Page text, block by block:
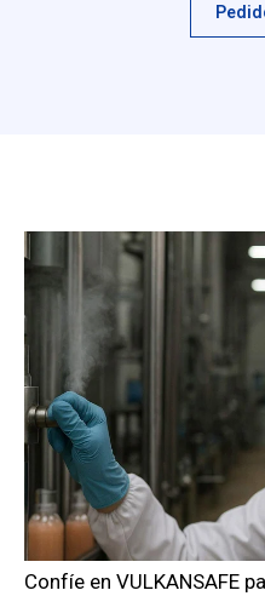
Confíe en VULKANSAFE